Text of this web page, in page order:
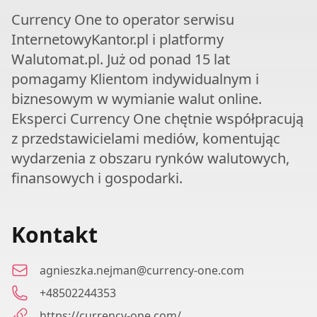
Currency One to operator serwisu
InternetowyKantor.pl i platformy
Walutomat.pl. Już od ponad 15 lat
pomagamy Klientom indywidualnym i
biznesowym w wymianie walut online.
Eksperci Currency One chętnie współpracują
z przedstawicielami mediów, komentując
wydarzenia z obszaru rynków walutowych,
finansowych i gospodarki.
Kontakt
agnieszka.nejman@currency-one.com
+48502244353